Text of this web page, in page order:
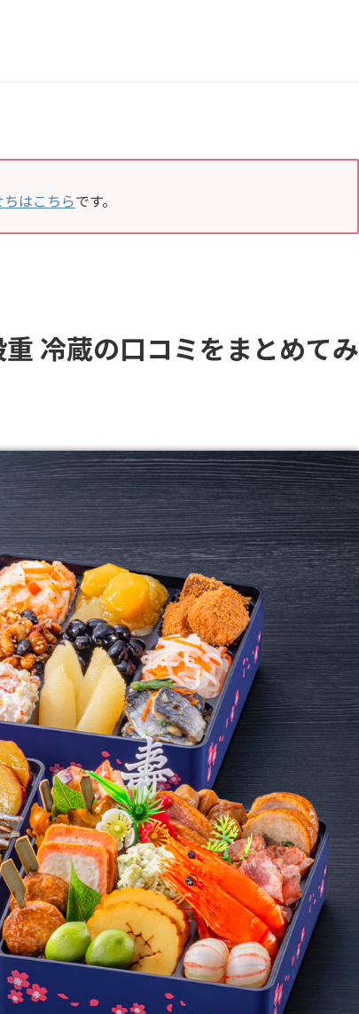
はこちらです。
重 冷蔵の口コミをまとめてみ